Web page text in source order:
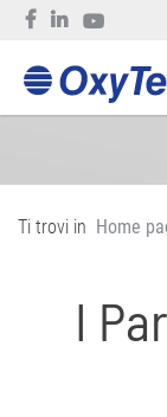
Ti trovi in Home
I